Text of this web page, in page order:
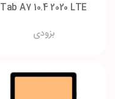
Tab A7 10.4 2020 LTE
بزودی